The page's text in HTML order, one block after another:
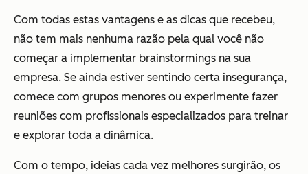
Com todas estas vantagens e as dicas que recebeu,
não tem mais nenhuma razão pela qual você não
começar a implementar brainstormings na sua
empresa. Se ainda estiver sentindo certa insegurança,
comece com grupos menores ou experimente fazer
reuniões com profissionais especializados para treinar
e explorar toda a dinâmica.
Com o tempo, ideias cada vez melhores surgirão, os